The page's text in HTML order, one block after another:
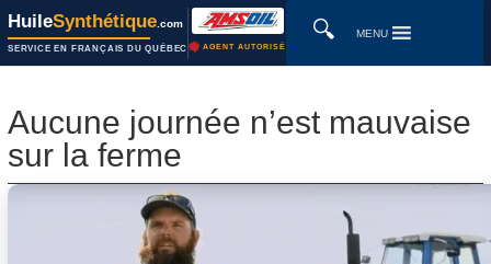
HuileSynthétique .com
SERVICE EN FRANÇAIS DU QUÉBEC AGENT AUTORISÉ
🔍 MENU
Aucune journée n’est mauvaise
sur la ferme